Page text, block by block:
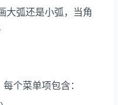
大弧还是小弧，当角
个菜单项包含：